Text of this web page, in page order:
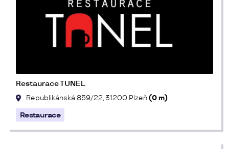
Restaurace TUNEL
Republikánská 859/22, 31200 Plzeň(0 m)
Restaurace